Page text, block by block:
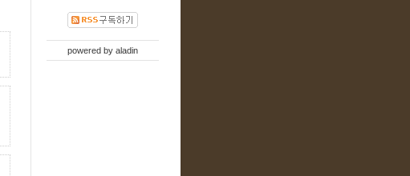
powered by aladin